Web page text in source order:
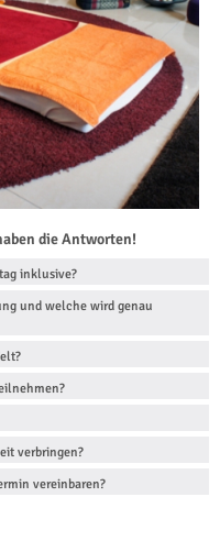
die Antworten!
inklusive?
und welche wird genau
verbringen?
vereinbaren?